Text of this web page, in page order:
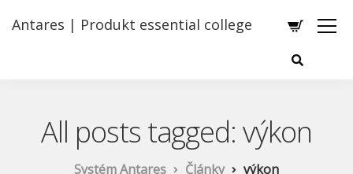
Antares | Produkt essential college
All posts tagged: výkon
Systém Antares Články výkon